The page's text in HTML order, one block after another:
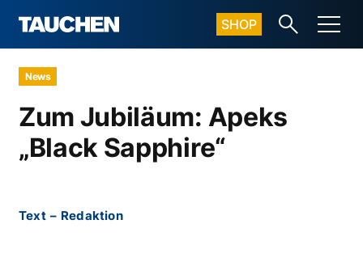
SHOP
News
Zum Jubiläum: Apeks
„Black Sapphire“
Text – Redaktion